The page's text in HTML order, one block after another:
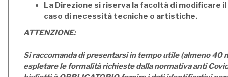
La Direzione si riserva la facoltà di modificare
caso di necessità tecniche o artistiche.
ATTENZIONE:
Si raccomanda di presentarsi in tempo utile (almeno 40
espletare le formalità richieste dalla normativa anti